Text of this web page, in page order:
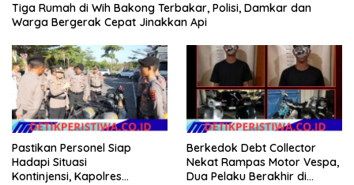
Tiga Rumah di Wih Bakong Terbakar, Polisi, Damkar dan
Warga Bergerak Cepat Jinakkan Api
Pastikan Personel Siap
Hadapi Situasi
Kontinjensi, Kapolres
Berkedok Debt Collector
Nekat Rampas Motor Vespa,
Dua Pelaku Berakhir di